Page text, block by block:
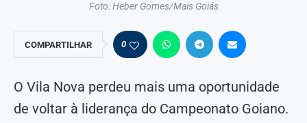
Foto: Heber Gomes/Mais Goiás
COMPARTILHAR 0
O Vila Nova perdeu mais uma oportunidade
de voltar à liderança do Campeonato Goiano.